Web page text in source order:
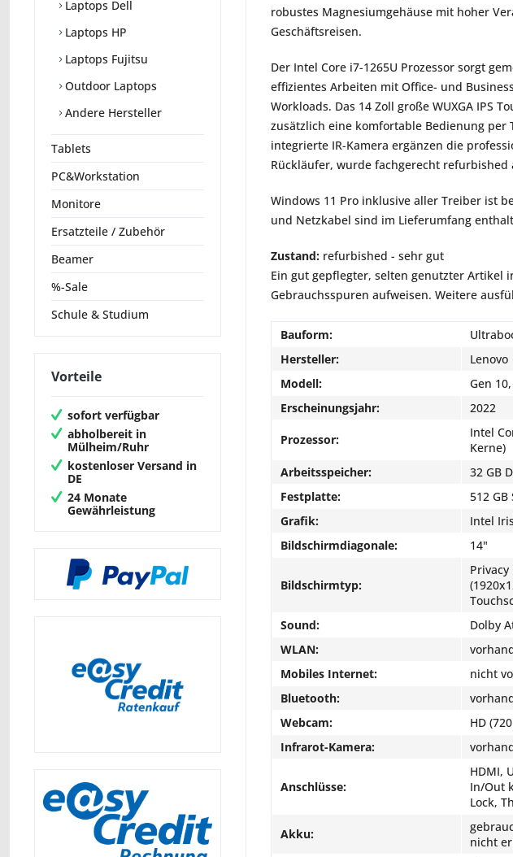
Laptops Dell
Laptops HP
Laptops Fujitsu
Outdoor Laptops
Andere Hersteller
Tablets
PC&Workstation
Monitore
Ersatzteile / Zubehör
Beamer
%-Sale
Schule & Studium
Vorteile
sofort verfügbar
abholbereit in
Mülheim/Ruhr
kostenloser Versand in
DE
24 Monate
Gewährleistung
robustes Magnesiumgehäuse mit hoher
Geschäftsreisen.
Der Intel Core i7-1265U Prozessor sorgt
effizientes Arbeiten mit Office- und
Workloads. Das 14 Zoll große WUXGA IPS
zusätzlich eine komfortable Bedienung
integrierte IR-Kamera ergänzen die
Rückläufer, wurde fachgerecht
Windows 11 Pro inklusive aller Treiber ist
und Netzkabel sind im Lieferumfang
Zustand: refurbished - sehr gut
Ein gut gepflegter, selten genutzter Artikel
Gebrauchsspuren aufweisen. Weitere
Bauform:
Hersteller:
Lenovo
Modell:
Gen
Erscheinungsjahr:
2022
Prozessor:
Intel
Kerne)
Arbeitsspeicher:
32 GB
Festplatte:
512 GB
Grafik:
Intel
Bildschirmdiagonale:
14"
Bildschirmtyp:
Privacy
Sound:
Dolby
WLAN:
Mobiles Internet:
nicht
Bluetooth:
Webcam:
HD
Infrarot-Kamera:
Anschlüsse:
HDMI,
In/Out
Lock,
Akku:
nicht